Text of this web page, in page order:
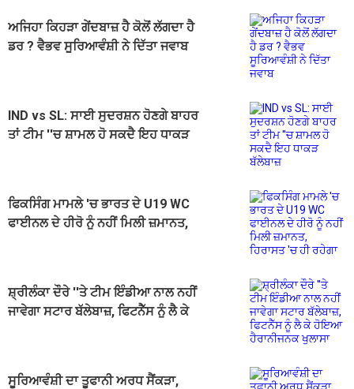
ਅਜਿਹਾ ਕਿਹੜਾ ਗੇਂਦਬਾਜ਼ ਹੈ ਕੋਲੋਂ ਲੱਗਦਾ ਹੈ
ਡਰ ? ਵੈਭਵ ਸੂਰਿਆਵੰਸ਼ੀ ਨੇ ਦਿੱਤਾ ਜਵਾਬ
IND vs SL: ਸਾਈ ਸੁਦਰਸ਼ਨ ਹੋਣਗੇ ਬਾਹਰ
ਤਾਂ ਟੀਮ ''ਚ ਸ਼ਾਮਲ ਹੋ ਸਕਦੈ ਇਹ ਧਾਕੜ
ਫਿਕਸਿੰਗ ਮਾਮਲੇ 'ਚ ਭਾਰਤ ਦੇ U19 WC
ਫਾਈਨਲ ਦੇ ਹੀਰੋ ਨੂੰ ਨਹੀਂ ਮਿਲੀ ਜ਼ਮਾਨਤ,
ਸ਼੍ਰੀਲੰਕਾ ਦੌਰੇ ''ਤੇ ਟੀਮ ਇੰਡੀਆ ਨਾਲ ਨਹੀਂ
ਜਾਵੇਗਾ ਸਟਾਰ ਬੱਲੇਬਾਜ਼, ਫਿਟਨੈੱਸ ਨੂੰ ਲੈ ਕੇ
ਸੂਰਿਆਵੰਸ਼ੀ ਦਾ ਤੂਫਾਨੀ ਅਰਧ ਸੈਂਕੜਾ,